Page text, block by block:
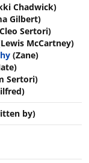
Chadwick)
Gilbert)
Sertori)
McCartney)
(Zane)
Sertori)
by)